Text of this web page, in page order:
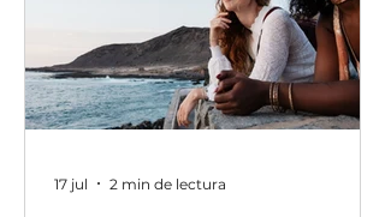
quiero llevar a tu móvil (ordenador,
tableta) es sobre el proceso, la
ruta. El camino que ahora transitas
en tu propósito de
17 jul 2 min de lectura